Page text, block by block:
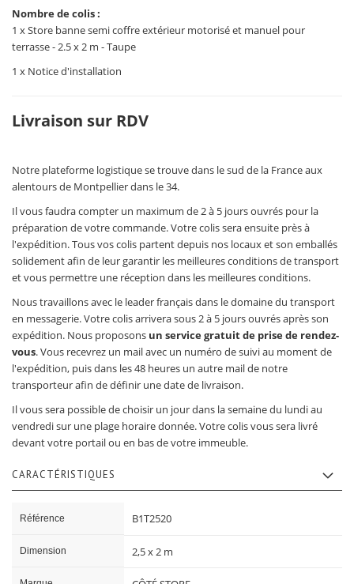
Nombre de colis :
1 x Store banne semi coffre extérieur motorisé et manuel pour
terrasse - 2.5 x 2 m - Taupe
1 x Notice d'installation
Livraison sur RDV
Notre plateforme logistique se trouve dans le sud de la France aux
alentours de Montpellier dans le 34.
Il vous faudra compter un maximum de 2 à 5 jours ouvrés pour la
préparation de votre commande. Votre colis sera ensuite près à
l'expédition. Tous vos colis partent depuis nos locaux et son emballés
solidement afin de leur garantir les meilleures conditions de transport
et vous permettre une réception dans les meilleures conditions.
Nous travaillons avec le leader français dans le domaine du transport
en messagerie. Votre colis arrivera sous 2 à 5 jours ouvrés après son
expédition. Nous proposons un service gratuit de prise de rendez-
vous. Vous recevrez un mail avec un numéro de suivi au moment de
l'expédition, puis dans les 48 heures un autre mail de notre
transporteur afin de définir une date de livraison.
Il vous sera possible de choisir un jour dans la semaine du lundi au
vendredi sur une plage horaire donnée. Votre colis vous sera livré
devant votre portail ou en bas de votre immeuble.
CARACTÉRISTIQUES
Référence B1T2520
Dimension 2,5 x 2 m